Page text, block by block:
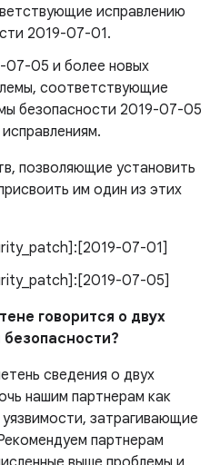
исправлению
2019-07-01.
07-05 и более новых
соответствующие
безопасности 2019-07-05
позволяющие установить
им один из этих
07-01]
07-05]
говорится о двух
сведения о двух
нашим партнерам как
затрагивающие
партнерам